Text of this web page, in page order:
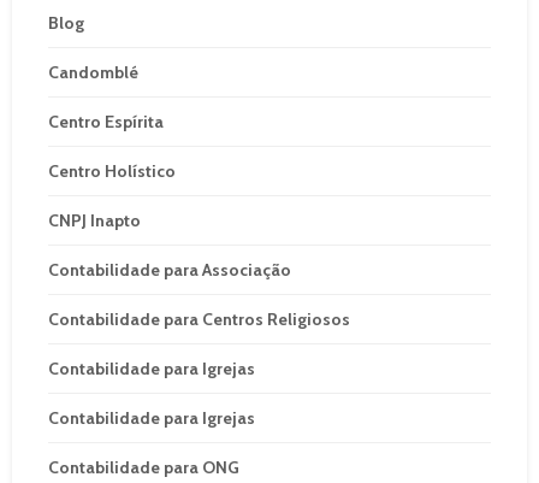
Blog
Candomblé
Centro Espírita
Centro Holístico
CNPJ Inapto
Contabilidade para Associação
Contabilidade para Centros Religiosos
Contabilidade para Igrejas
Contabilidade para Igrejas
Contabilidade para ONG